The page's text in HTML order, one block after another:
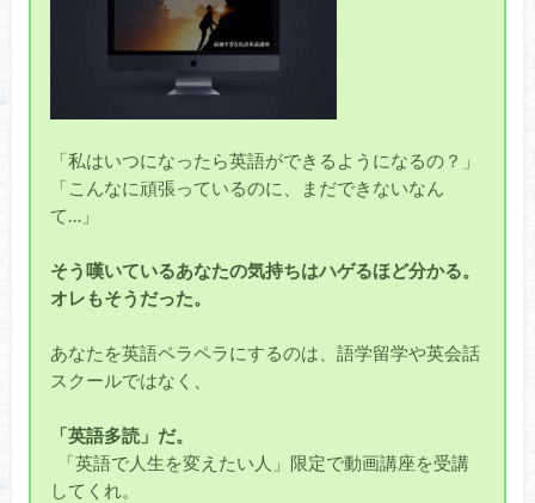
「私はいつになったら英語ができるようになるの？」
「こんなに頑張っているのに、まだできないなん
て…」
そう嘆いているあなたの気持ちはハゲるほど分かる。
オレもそうだった。
あなたを英語ペラペラにするのは、語学留学や英会話
スクールではなく、
「英語多読」だ。
「英語で人生を変えたい人」限定で動画講座を受講
してくれ。